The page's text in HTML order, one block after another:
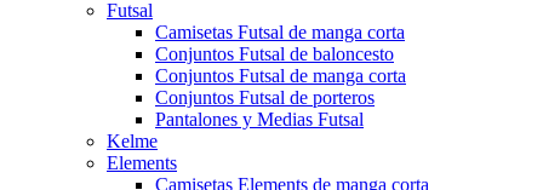
Futsal
Camisetas Futsal de manga corta
Conjuntos Futsal de baloncesto
Conjuntos Futsal de manga corta
Conjuntos Futsal de porteros
Pantalones y Medias Futsal
Kelme
Elements
Camisetas Elements de manga corta